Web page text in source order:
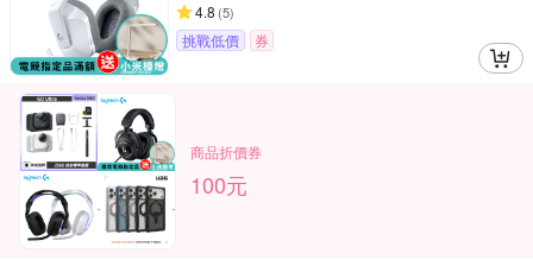
4.8 (5)
挑戰低價 券
商品折價券
100元